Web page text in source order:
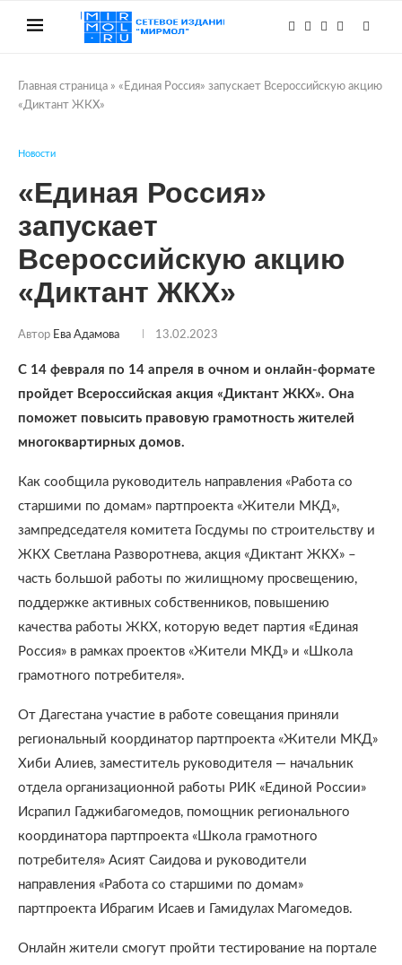
Главная страница » «Единая Россия» запускает Всероссийскую акцию
«Диктант ЖКХ»
Новости
«Единая Россия»
запускает
Всероссийскую акцию
«Диктант ЖКХ»
Автор Ева Адамова 13.02.2023
С 14 февраля по 14 апреля в очном и онлайн-формате
пройдет Всероссийская акция «Диктант ЖКХ». Она
поможет повысить правовую грамотность жителей
многоквартирных домов.
Как сообщила руководитель направления «Работа со
старшими по домам» партпроекта «Жители МКД»,
зампредседателя комитета Госдумы по строительству и
ЖКХ Светлана Разворотнева, акция «Диктант ЖКХ» –
часть большой работы по жилищному просвещению,
поддержке активных собственников, повышению
качества работы ЖКХ, которую ведет партия «Единая
Россия» в рамках проектов «Жители МКД» и «Школа
грамотного потребителя».
От Дагестана участие в работе совещания приняли
региональный координатор партпроекта «Жители МКД»
Хиби Алиев, заместитель руководителя — начальник
отдела организационной работы РИК «Единой России»
Исрапил Гаджибагомедов, помощник регионального
координатора партпроекта «Школа грамотного
потребителя» Асият Саидова и руководители
направления «Работа со старшими по домам»
партпроекта Ибрагим Исаев и Гамидулах Магомедов.
Онлайн жители смогут пройти тестирование на портале